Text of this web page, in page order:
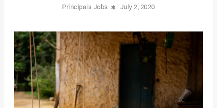
Principais Jobs July 2, 2020